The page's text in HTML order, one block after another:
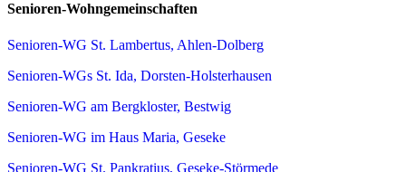
Senioren-Wohngemeinschaften
Senioren-WG St. Lambertus, Ahlen-Dolberg
Senioren-WGs St. Ida, Dorsten-Holsterhausen
Senioren-WG am Bergkloster, Bestwig
Senioren-WG im Haus Maria, Geseke
Senioren-WG St. Pankratius, Geseke-Störmede